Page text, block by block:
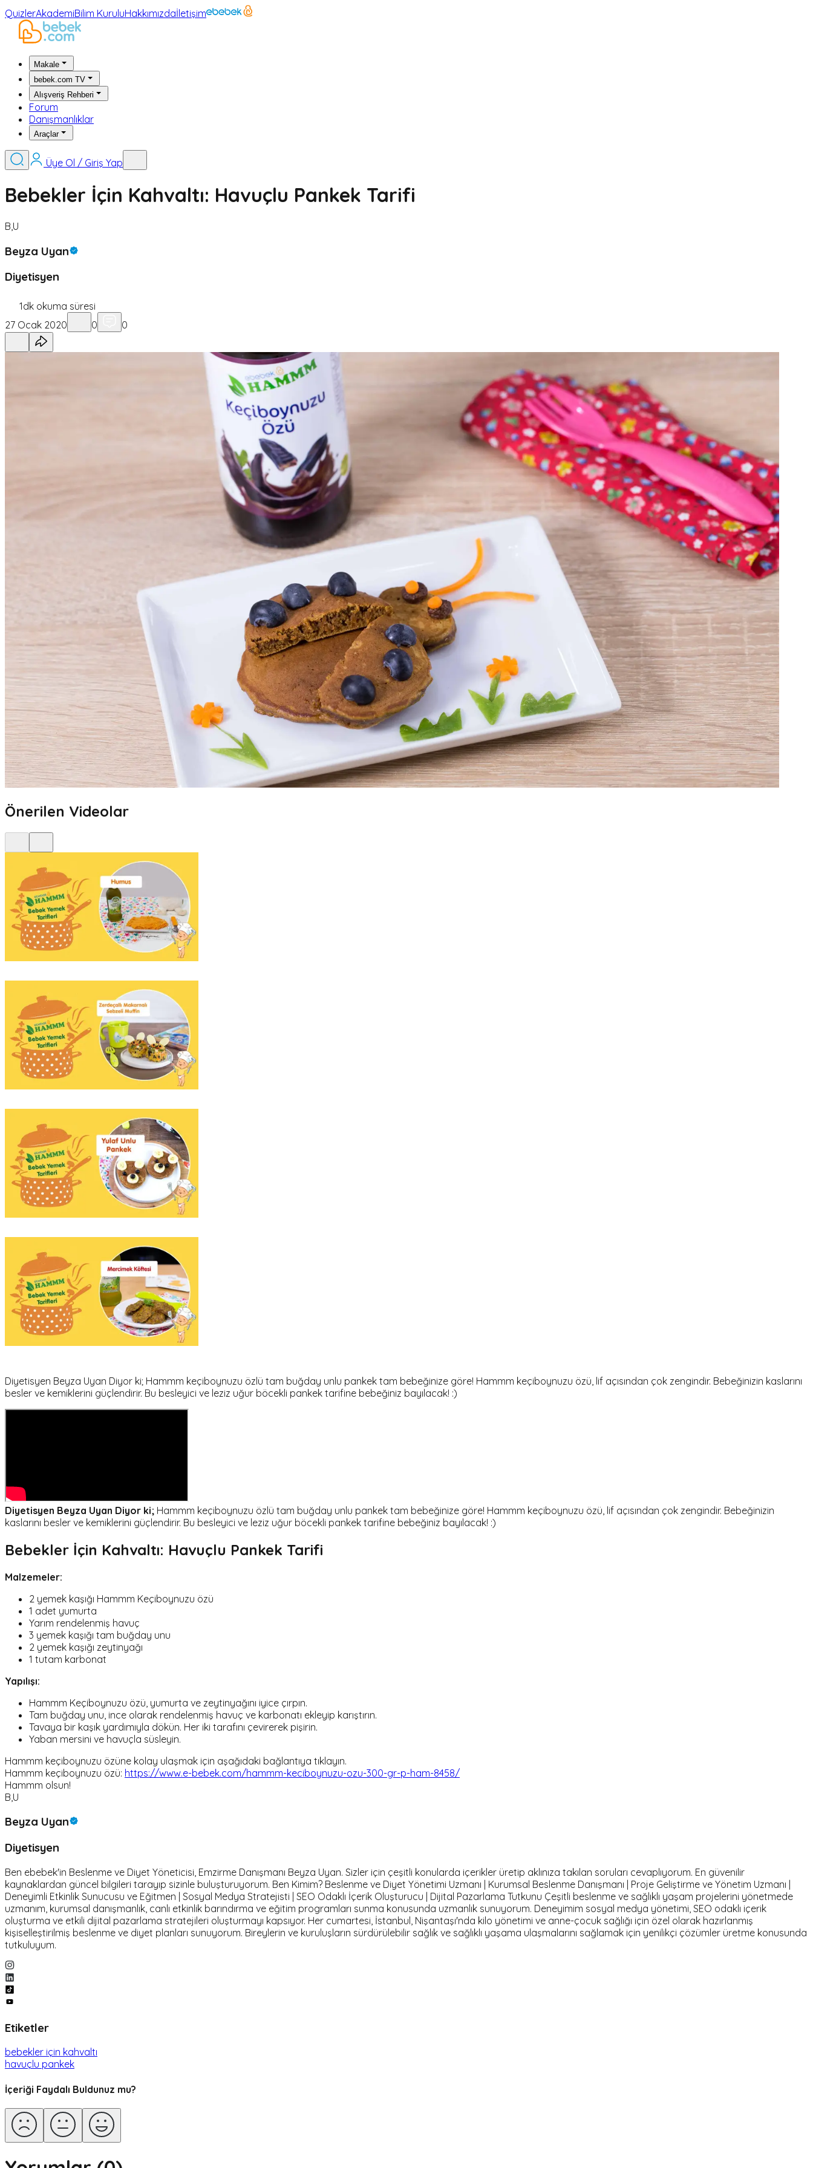
QuizlerAkademiBilim KuruluHakkımızdaİletişim
Makale
bebek.com TV
Alışveriş Rehberi
Forum
Danışmanlıklar
Araçlar
Üye Ol / Giriş Yap
Bebekler İçin Kahvaltı: Havuçlu Pankek Tarifi
B,U
Beyza Uyan
Diyetisyen
1dk okuma süresi
27 Ocak 2020
0 0
Önerilen Videolar
Diyetisyen Beyza Uyan Diyor ki; Hammm keçiboynuzu özlü tam buğday unlu pankek tam bebeğinize göre! Hammm keçiboynuzu özü, lif açısından çok zengindir. Bebeğinizin kaslarını
besler ve kemiklerini güçlendirir. Bu besleyici ve leziz uğur böcekli pankek tarifine bebeğiniz bayılacak! :)
Diyetisyen Beyza Uyan Diyor ki; Hammm keçiboynuzu özlü tam buğday unlu pankek tam bebeğinize göre! Hammm keçiboynuzu özü, lif açısından çok zengindir. Bebeğinizin
kaslarını besler ve kemiklerini güçlendirir. Bu besleyici ve leziz uğur böcekli pankek tarifine bebeğiniz bayılacak! :)
Bebekler İçin Kahvaltı: Havuçlu Pankek Tarifi
Malzemeler:
2 yemek kaşığı Hammm Keçiboynuzu özü
1 adet yumurta
Yarım rendelenmiş havuç
3 yemek kaşığı tam buğday unu
2 yemek kaşığı zeytinyağı
1 tutam karbonat
Yapılışı:
Hammm Keçiboynuzu özü, yumurta ve zeytinyağını iyice çırpın.
Tam buğday unu, ince olarak rendelenmiş havuç ve karbonatı ekleyip karıştırın.
Tavaya bir kaşık yardımıyla dökün. Her iki tarafını çevirerek pişirin.
Yaban mersini ve havuçla süsleyin.
Hammm keçiboynuzu özüne kolay ulaşmak için aşağıdaki bağlantıya tıklayın.
Hammm keçiboynuzu özü: https://www.e-bebek.com/hammm-keciboynuzu-ozu-300-gr-p-ham-8458/
Hammm olsun!
B,U
Beyza Uyan
Diyetisyen
Ben ebebek'in Beslenme ve Diyet Yöneticisi, Emzirme Danışmanı Beyza Uyan. Sizler için çeşitli konularda içerikler üretip aklınıza takılan soruları cevaplıyorum. En güvenilir
kaynaklardan güncel bilgileri tarayıp sizinle buluşturuyorum. Ben Kimim? Beslenme ve Diyet Yönetimi Uzmanı | Kurumsal Beslenme Danışmanı | Proje Geliştirme ve Yönetim Uzmanı |
Deneyimli Etkinlik Sunucusu ve Eğitmen | Sosyal Medya Stratejisti | SEO Odaklı İçerik Oluşturucu | Dijital Pazarlama Tutkunu Çeşitli beslenme ve sağlıklı yaşam projelerini yönetmede
uzmanım, kurumsal danışmanlık, canlı etkinlik barındırma ve eğitim programları sunma konusunda uzmanlık sunuyorum. Deneyimim sosyal medya yönetimi, SEO odaklı içerik
oluşturma ve etkili dijital pazarlama stratejileri oluşturmayı kapsıyor. Her cumartesi, İstanbul, Nişantaşı'nda kilo yönetimi ve anne-çocuk sağlığı için özel olarak hazırlanmış
kişiselleştirilmiş beslenme ve diyet planları sunuyorum. Bireylerin ve kuruluşların sürdürülebilir sağlık ve sağlıklı yaşama ulaşmalarını sağlamak için yenilikçi çözümler üretme konusunda
tutkuluyum.
Etiketler
bebekler için kahvaltı
havuçlu pankek
İçeriği Faydalı Buldunuz mu?